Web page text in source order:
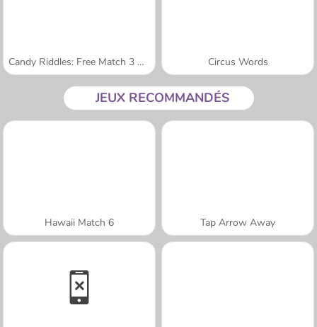
Candy Riddles: Free Match 3 Puzzle Circus Words
JEUX RECOMMANDÉS
Hawaii Match 6 Tap Arrow Away